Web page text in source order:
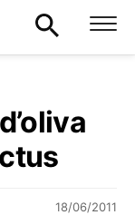
18/06/2011